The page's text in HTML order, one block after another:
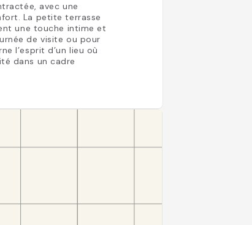
avec une
La petite terrasse
une touche intime et
de visite ou pour
l’esprit d’un lieu où
dans un cadre